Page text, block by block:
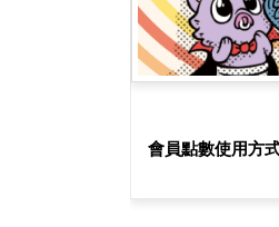
會員點數使用方